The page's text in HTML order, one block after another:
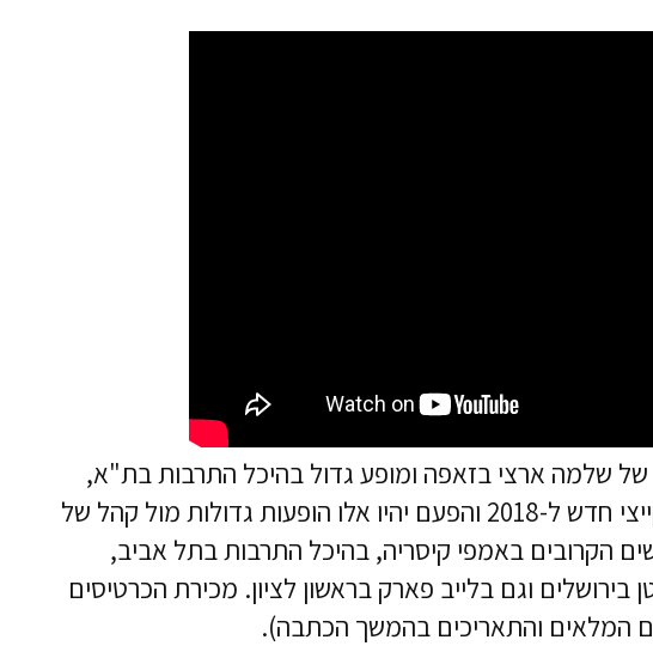
שלמה ארצי בזאפה ומופע גדול בהיכל התרבות בת"א,
שלמה ארצי מגיע עם סיבוב הופעות קייצי חדש ל-2018 והפעם יהיו אלו הופעות גדולות מול קהל של
הקרובים באמפי קיסריה, בהיכל התרבות בתל אביב,
וגם בלייב פארק בראשון לציון. מכירת הכרטיסים
המלאים והתאריכים בהמשך הכתבה).